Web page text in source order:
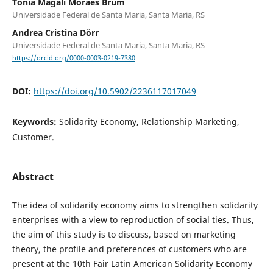
Universidade Federal de Santa Maria, Santa Maria, RS
Andrea Cristina Dörr
Universidade Federal de Santa Maria, Santa Maria, RS
https://orcid.org/0000-0003-0219-7380
DOI: https://doi.org/10.5902/2236117017049
Keywords: Solidarity Economy, Relationship Marketing,
Customer.
Abstract
The idea of solidarity economy aims to strengthen solidarity
enterprises with a view to reproduction of social ties. Thus,
the aim of this study is to discuss, based on marketing
theory, the profile and preferences of customers who are
present at the 10th Fair Latin American Solidarity Economy